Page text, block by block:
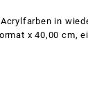
in
x 40,00 cm,